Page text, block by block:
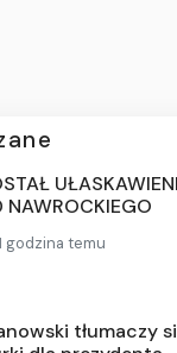
NAWROCKIEGO
godzina temu
tłumaczy